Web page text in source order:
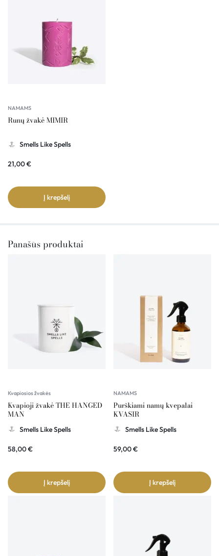
NAMAMS
Runų žvakė MIMIR
Smells Like Spells
21,00€
Į krepšelį
Panašūs produktai
Kvapiosios žvakės
Kvapioji žvakė THE HANGED
MAN
Smells Like Spells
58,00€
Į krepšelį
NAMAMS
Purškiami namų kvepalai
KVASIR
Smells Like Spells
59,00€
Į krepšelį